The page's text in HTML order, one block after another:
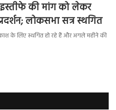
इस्तीफे की मांग को लेकर
लोकसभा सत्र स्थगित
के लिए स्थगित हो रहे हैं और अगले महीने की